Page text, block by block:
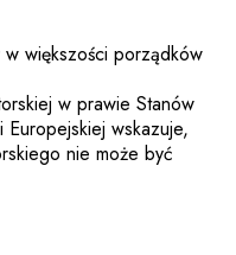
większości porządków
w prawie Stanów
Europejskiej wskazuje,
nie może być